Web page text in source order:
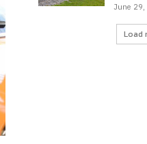
June
Load